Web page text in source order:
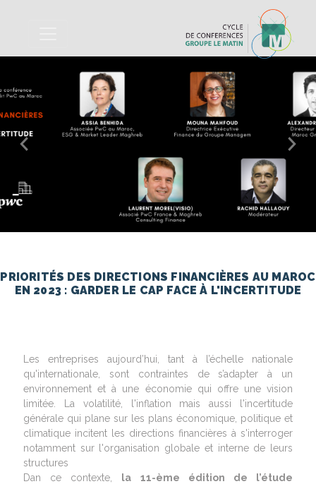
Previous
PRIORITÉS DES DIRECTIONS FINANCIÈRES AU MAROC
EN 2023 : GARDER LE CAP FACE À L'INCERTITUDE
Les entreprises aujourd’hui, tant à l’échelle nationale
qu'internationale, sont contraintes de s’adapter à un
environnement et à une économie qui offre une vision
limitée.
La volatilité, l'inflation mais aussi l'incertitude
générale qui plane sur les plans économique, politique et
climatique incitent les directions financières à s'interroger
notamment sur l'organisation globale et interne de leurs
structures
Dan ce contexte,
la 11-ème édition de l’étude